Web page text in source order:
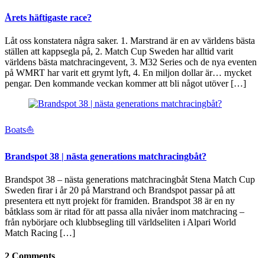
Årets häftigaste race?
Låt oss konstatera några saker. 1. Marstrand är en av världens bästa
ställen att kappsegla på, 2. Match Cup Sweden har alltid varit
världens bästa matchracingevent, 3. M32 Series och de nya eventen
på WMRT har varit ett grymt lyft, 4. En miljon dollar är… mycket
pengar. Den kommande veckan kommer att bli något utöver […]
Boats⛵️
Brandspot 38 | nästa generations matchracingbåt?
Brandspot 38 – nästa generations matchracingbåt Stena Match Cup
Sweden firar i år 20 på Marstrand och Brandspot passar på att
presentera ett nytt projekt för framiden. Brandspot 38 är en ny
båtklass som är ritad för att passa alla nivåer inom matchracing –
från nybörjare och klubbsegling till världseliten i Alpari World
Match Racing […]